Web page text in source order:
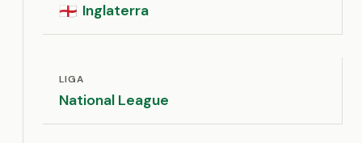
🏴󠁧󠁢󠁥󠁮󠁧󠁿 Inglaterra
LIGA
National League